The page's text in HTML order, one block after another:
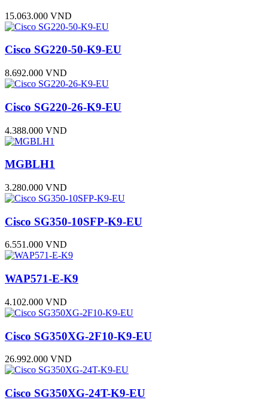
15.063.000 VND
Cisco SG220-50-K9-EU
8.692.000 VND
Cisco SG220-26-K9-EU
4.388.000 VND
MGBLH1
3.280.000 VND
Cisco SG350-10SFP-K9-EU
6.551.000 VND
WAP571-E-K9
4.102.000 VND
Cisco SG350XG-2F10-K9-EU
26.992.000 VND
Cisco SG350XG-24T-K9-EU